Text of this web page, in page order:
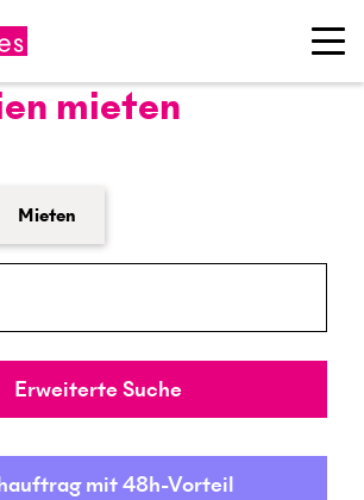
mieten
Mieten
Erweiterte Suche
mit 48h-Vorteil